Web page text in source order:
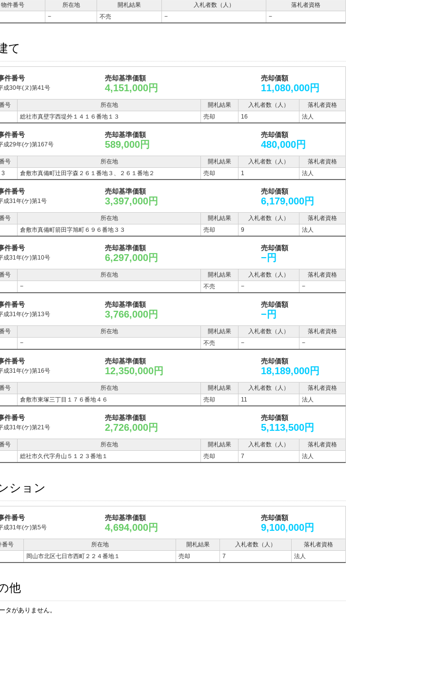
物件番号 所在地 開札結果 入札者数（人）
落札者資格
− 不売 − −
て
件番号
成30年(ヌ)第41号
売却基準価額
4,151,000円
売却価額
11,080,000円
号 所在地 開札結果 入札者数（人）
落札者資格
総社市真壁字西堤外１４１６番地１３ 売却 16 法人
件番号
成29年(ケ)第167号
売却基準価額
589,000円
売却価額
480,000円
号 所在地 開札結果 入札者数（人）
落札者資格
3
倉敷市真備町辻田字森２６１番地３、２６１番地２ 売却 1 法人
件番号
成31年(ケ)第1号
売却基準価額
3,397,000円
売却価額
6,179,000円
号 所在地 開札結果 入札者数（人）
落札者資格
倉敷市真備町箭田字旭町６９６番地３３ 売却 9 法人
件番号
成31年(ケ)第10号
売却基準価額
6,297,000円
売却価額
−円
号 所在地 開札結果 入札者数（人）
落札者資格
− 不売 − −
件番号
成31年(ケ)第13号
売却基準価額
3,766,000円
売却価額
−円
号 所在地 開札結果 入札者数（人）
落札者資格
− 不売 − −
件番号
成31年(ケ)第16号
売却基準価額
12,350,000円
売却価額
18,189,000円
号 所在地 開札結果 入札者数（人）
落札者資格
倉敷市東塚三丁目１７６番地４６ 売却 11 法人
件番号
成31年(ケ)第21号
売却基準価額
2,726,000円
売却価額
5,113,500円
号 所在地 開札結果 入札者数（人）
落札者資格
総社市久代字舟山５１２３番地１ 売却 7 法人
ション
件番号
成31年(ケ)第5号
売却基準価額
4,694,000円
売却価額
9,100,000円
番号 所在地 開札結果 入札者数（人）
落札者資格
岡山市北区七日市西町２２４番地１ 売却 7 法人
他
タがありません。